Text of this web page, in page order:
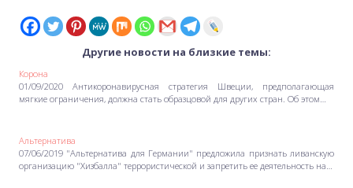
Другие новости на близкие темы:
Корона
01/09/2020 Антикоронавирусная стратегия Швеции, предполагающая
мягкие ограничения, должна стать образцовой для других стран. Об этом…
Альтернатива
07/06/2019 "Альтернатива для Германии" предложила признать ливанскую
организацию "Хизбалла" террористической и запретить ее деятельность на…